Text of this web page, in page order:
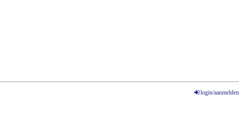
login/aanmelden